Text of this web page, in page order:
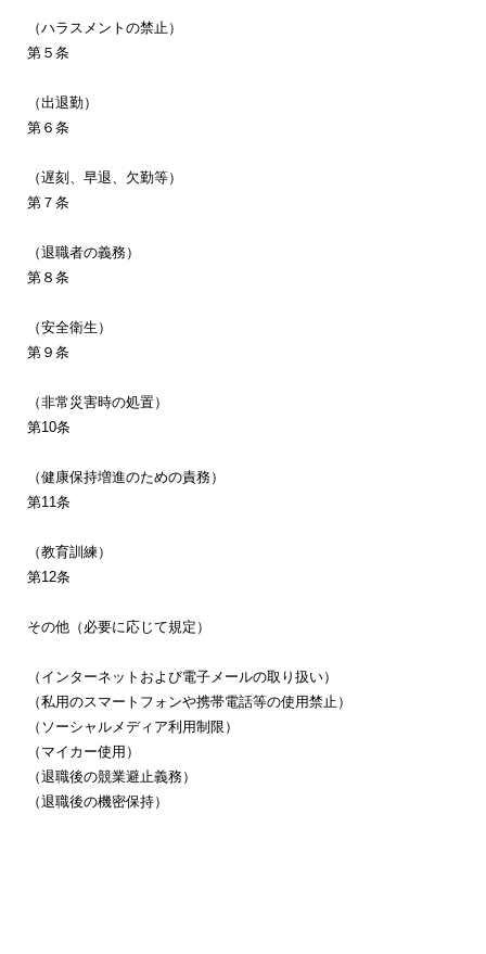
（ハラスメントの禁止）
第５条
（出退勤）
第６条
（遅刻、早退、欠勤等）
第７条
（退職者の義務）
第８条
（安全衛生）
第９条
（非常災害時の処置）
第10条
（健康保持増進のための責務）
第11条
（教育訓練）
第12条
その他（必要に応じて規定）
（インターネットおよび電子メールの取り扱い）
（私用のスマートフォンや携帯電話等の使用禁止）
（ソーシャルメディア利用制限）
（マイカー使用）
（退職後の競業避止義務）
（退職後の機密保持）